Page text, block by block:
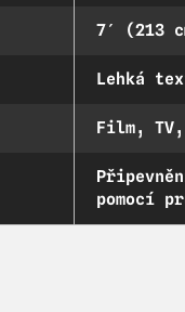
7′ (213
Lehká
Film,
pomocí